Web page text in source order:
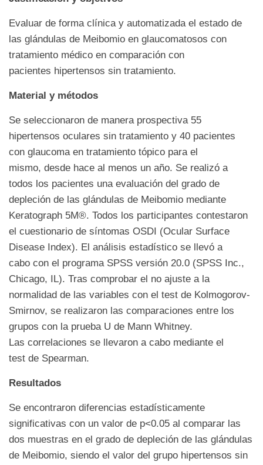
Evaluar de forma clínica y automatizada el estado de
las glándulas de Meibomio en glaucomatosos con
tratamiento médico en comparación con
pacientes hipertensos sin tratamiento.
Material y métodos
Se seleccionaron de manera prospectiva 55
hipertensos oculares sin tratamiento y 40 pacientes
con glaucoma en tratamiento tópico para el
mismo, desde hace al menos un año. Se realizó a
todos los pacientes una evaluación del grado de
depleción de las glándulas de Meibomio mediante
Keratograph 5M®. Todos los participantes contestaron
el cuestionario de síntomas OSDI (Ocular Surface
Disease Index). El análisis estadístico se llevó a
cabo con el programa SPSS versión 20.0 (SPSS Inc.,
Chicago, IL). Tras comprobar el no ajuste a la
normalidad de las variables con el test de Kolmogorov-
Smirnov, se realizaron las comparaciones entre los
grupos con la prueba U de Mann Whitney.
Las correlaciones se llevaron a cabo mediante el
test de Spearman.
Resultados
Se encontraron diferencias estadísticamente
significativas con un valor de p<0.05 al comparar las
dos muestras en el grado de depleción de las glándulas
de Meibomio, siendo el valor del grupo hipertensos sin